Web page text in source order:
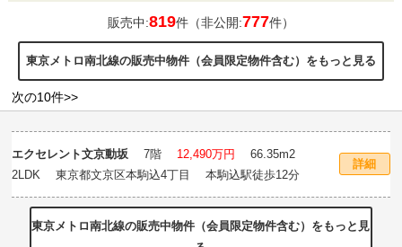
販売中:819件（非公開:777件）
東京メトロ南北線の販売中物件（会員限定物件含む）をもっと見る
次の10件>>
エクセレント文京動坂 7階 12,490万円 66.35m2
2LDK 東京都文京区本駒込4丁目 本駒込駅徒歩12分
詳細
東京メトロ南北線の販売中物件（会員限定物件含む）をもっと見